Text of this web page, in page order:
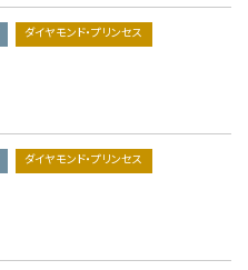
ダイヤモンド・プリンセス
ダイヤモンド・プリンセス